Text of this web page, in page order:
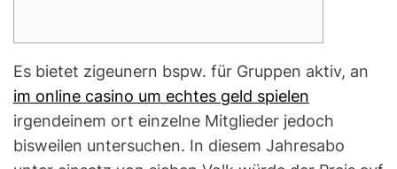
Es bietet zigeunern bspw. für Gruppen aktiv, an
im online casino um echtes geld spielen
irgendeinem ort einzelne Mitglieder jedoch
bisweilen untersuchen. In diesem Jahresabo